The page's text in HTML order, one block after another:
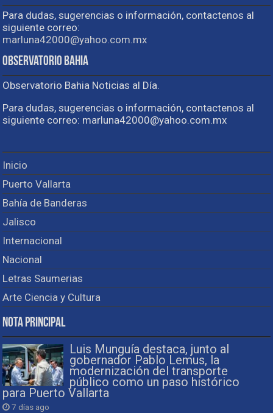
Para dudas, sugerencias o información, contactenos al
siguiente correo:
marluna42000@yahoo.com.mx
Observatorio Bahia
Observatorio Bahia Noticias al Día.
Para dudas, sugerencias o información, contactenos al
siguiente correo: marluna42000@yahoo.com.mx
Inicio
Puerto Vallarta
Bahía de Banderas
Jalisco
Internacional
Nacional
Letras Saumerias
Arte Ciencia y Cultura
Nota Principal
Luis Munguía destaca, junto al
gobernador Pablo Lemus, la
modernización del transporte
público como un paso histórico
para Puerto Vallarta
7 días ago